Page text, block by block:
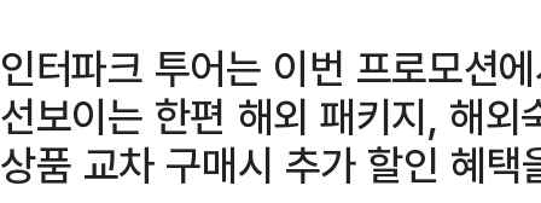
인터파크 투어는 이번 프로모션
선보이는 한편 해외 패키지, 해외
상품 교차 구매시 추가 할인 혜택